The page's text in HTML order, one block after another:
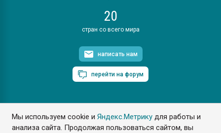
Мы используем cookie иЯндекс.Метрику для работы и
анализа сайта. Продолжая пользоваться сайтом, вы
20
стран со всего мира
написать нам
перейти на форум
ПластЭксперт © 2006. Все права защищены
Разрешается копирование материалов сайта с обязательной